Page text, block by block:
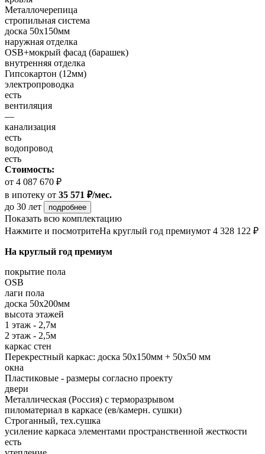
Металлочерепица
стропильная система
доска 50х150мм
наружная отделка
OSB+мокрый фасад (барашек)
внутренняя отделка
Гипсокартон (12мм)
электропроводка
есть
вентиляция
—
канализация
есть
водопровод
есть
Стоимость:
от 4 087 670 ₽
в ипотеку от 35 571 ₽/мес.
до 30 лет
подробнее
Показать всю комплектацию
Нажмите и посмотритеНа круглый год премиумот 4 328 122 ₽
На круглый год премиум
покрытие пола
OSB
лаги пола
доска 50х200мм
высота этажей
1 этаж - 2,7м
2 этаж - 2,5м
каркас стен
Перекрестный каркас: доска 50х150мм + 50х50 мм
окна
Пластиковые - размеры согласно проекту
двери
Металлическая (Россия) с терморазрывом
пиломатериал в каркасе (ев/камерн. сушки)
Строганный, тех.сушка
усиление каркаса элементами пространственной жесткости
есть